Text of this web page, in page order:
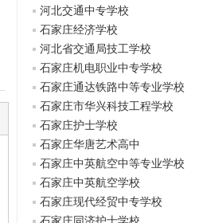
河北交通中专学校
石家庄经济学校
河北省交通局技工学校
石家庄机电职业中专学校
石家庄通达铁路中等专业学校
石家庄市华兴科技工程学校
石家庄护士学校
石家庄华唐艺术高中
石家庄中英航空中等专业学校
石家庄中英航空学校
石家庄现代经贸中专学校